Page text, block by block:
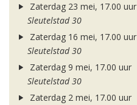
Zaterdag 23 mei, 17.00 uur
Sleutelstad 30
Zaterdag 16 mei, 17.00 uur
Sleutelstad 30
Zaterdag 9 mei, 17.00 uur
Sleutelstad 30
Zaterdag 2 mei, 17.00 uur